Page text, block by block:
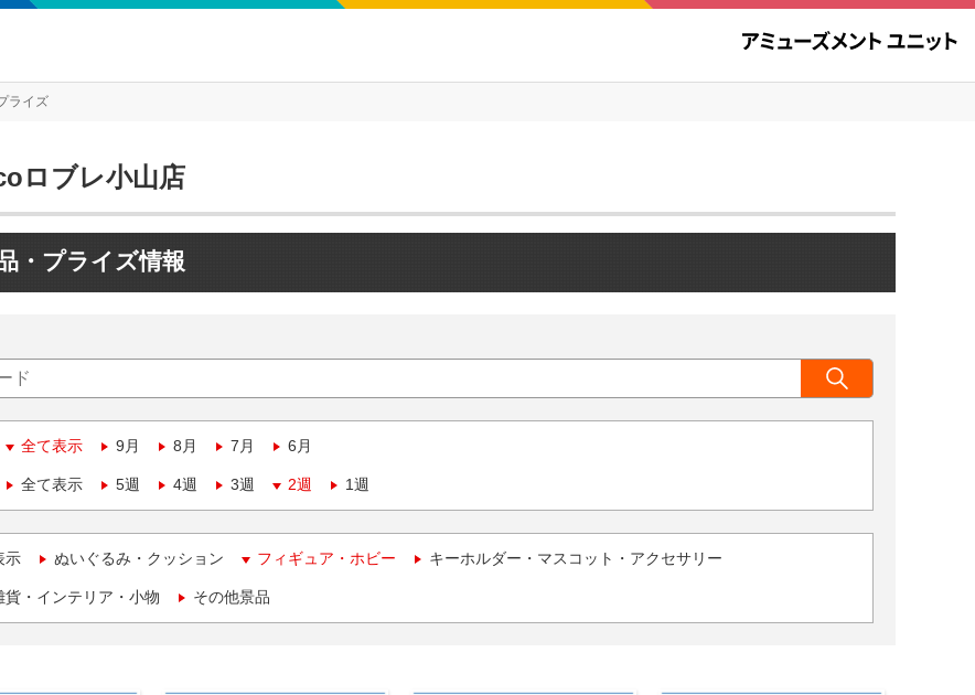
ライズ
ロブレ小山店
・プライズ情報
全て表示 9月 8月 7月 6月
全て表示 5週 4週 3週 2週 1週
示 ぬいぐるみ・クッション フィギュア・ホビー キーホルダー・マスコット・アクセサリー
貨・インテリア・小物 その他景品